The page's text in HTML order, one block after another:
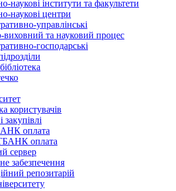
наукові інститути та факультети
наукові центри
управлінські
виховний та науковий процес
господарські
користувачів
оплата
оплата
сервер
забезпечення
репозитарій